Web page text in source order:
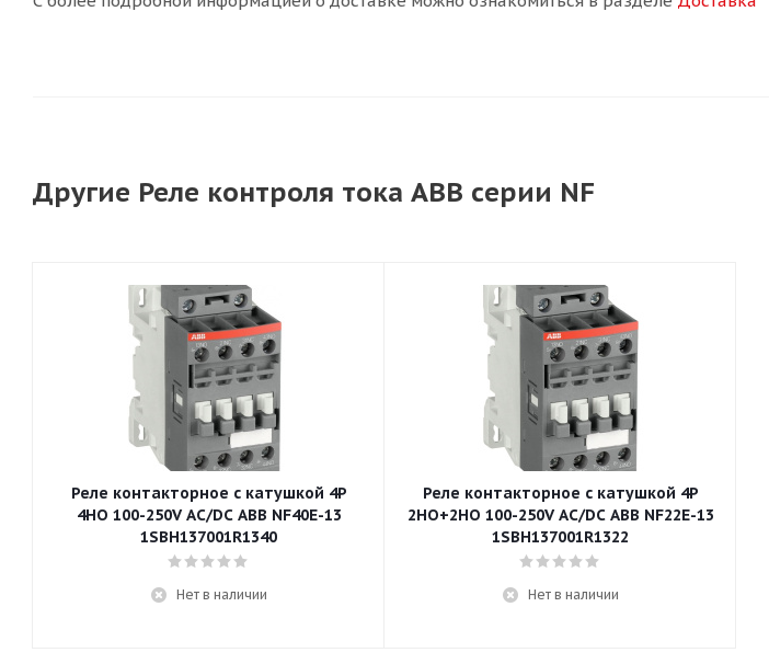
Другие Реле контроля тока ABB серии NF
Реле контакторное с катушкой 4P
4НО 100-250V AC/DC ABB NF40E-13
1SBH137001R1340
Нет в наличии
Реле контакторное с катушкой 4P
2НО+2НО 100-250V AC/DC ABB NF22E-13
1SBH137001R1322
Нет в наличии